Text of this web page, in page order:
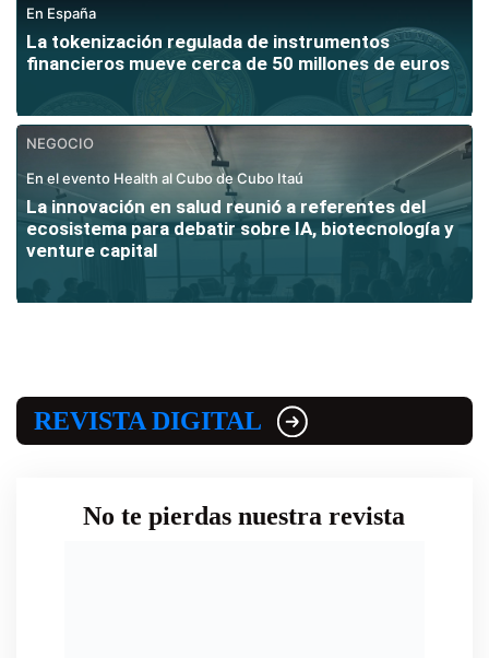
En España
La tokenización regulada de instrumentos
financieros mueve cerca de 50 millones de euros
NEGOCIO
En el evento Health al Cubo de Cubo Itaú
La innovación en salud reunió a referentes del
ecosistema para debatir sobre IA, biotecnología y
venture capital
REVISTA DIGITAL
No te pierdas nuestra revista